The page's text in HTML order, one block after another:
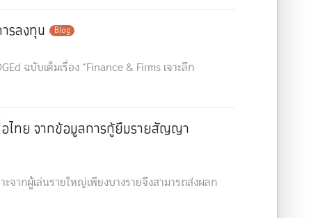
รลงทุน Blog
ฉบับเต็มเรื่อง “Finance & Firms เจาะลึก
อไทย จากข้อมูลการกู้ยืมรายสัญญา
จากผู้เล่นรายใหญ่เพียงบางรายจึงสามารถส่งผลก